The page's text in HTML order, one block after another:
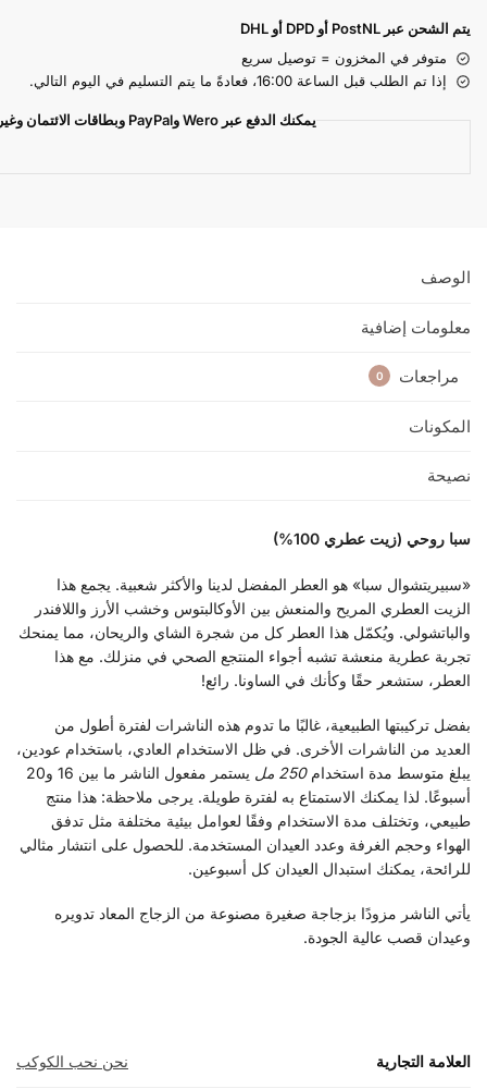
يتم الشحن عبر PostNL أو DPD أو DHL
متوفر في المخزون = توصيل سريع
إذا تم الطلب قبل الساعة 16:00، فعادةً ما يتم التسليم في اليوم التالي.
يمكنك الدفع عبر Wero وPayPal وبطاقات الائتمان وغيرها
الوصف
معلومات إضافية
مراجعات 0
المكونات
نصيحة
سبا روحي (زيت عطري 100%)
«سبيريتشوال سبا» هو العطر المفضل لدينا والأكثر شعبية. يجمع هذا
الزيت العطري المريح والمنعش بين الأوكالبتوس وخشب الأرز واللافندر
والباتشولي. ويُكمّل هذا العطر كل من شجرة الشاي والريحان، مما يمنحك
تجربة عطرية منعشة تشبه أجواء المنتجع الصحي في منزلك. مع هذا
العطر، ستشعر حقًا وكأنك في الساونا. رائع!
بفضل تركيبتها الطبيعية، غالبًا ما تدوم هذه الناشرات لفترة أطول من
العديد من الناشرات الأخرى. في ظل الاستخدام العادي، باستخدام عودين،
يبلغ متوسط مدة استخدام250 مل
يستمر مفعول الناشر ما بين 16 و20
أسبوعًا. لذا يمكنك الاستمتاع به لفترة طويلة. يرجى ملاحظة: هذا منتج
طبيعي، وتختلف مدة الاستخدام وفقًا لعوامل بيئية مختلفة مثل تدفق
الهواء وحجم الغرفة وعدد العيدان المستخدمة. للحصول على انتشار مثالي
للرائحة، يمكنك استبدال العيدان كل أسبوعين.
يأتي الناشر مزودًا بزجاجة صغيرة مصنوعة من الزجاج المعاد تدويره
وعيدان قصب عالية الجودة.
العلامة التجارية نحن نحب الكوكب